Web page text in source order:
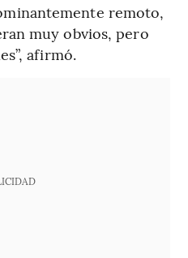
remoto,
muy obvios, pero
afirmó.